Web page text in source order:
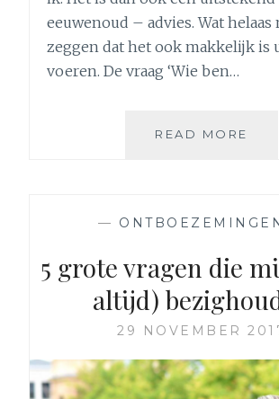
eeuwenoud – advies. Wat
zeggen dat het ook makkelijk is
voeren. De vraag ‘Wie ben…
READ MORE
—
5 grote vragen die
altijd)
29 NOVEMBER